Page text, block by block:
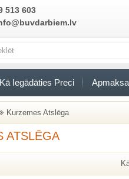
513 603
Kā Iegādāties Preci Apmaksa
Kurzemes Atslēga
ATSLĒGA